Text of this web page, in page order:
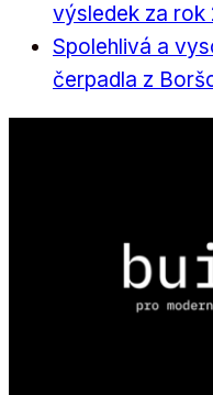
výsledek za rok
Spolehlivá a
čerpadla z